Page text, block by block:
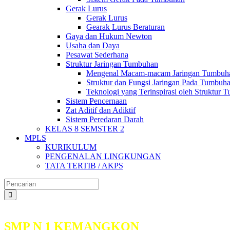
Gerak Lurus
Gerak Lurus
Gearak Lurus Beraturan
Gaya dan Hukum Newton
Usaha dan Daya
Pesawat Sederhana
Struktur Jaringan Tumbuhan
Mengenal Macam-macam Jaringan
Struktur dan Fungsi Jaringan Pada
Teknologi yang Terinspirasi oleh Struktur
Sistem Pencernaan
Zat Aditif dan Adiktif
Sistem Peredaran Darah
KELAS 8 SEMSTER 2
MPLS
KURIKULUM
PENGENALAN LINGKUNGAN
TATA TERTIB / AKPS
SMP N 1 KEMANGKON